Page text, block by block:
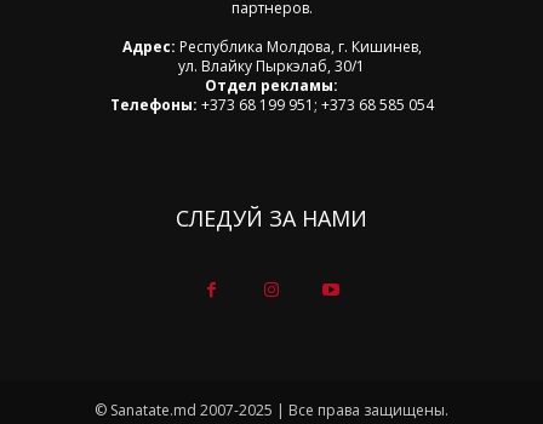
партнеров.
Адрес: Республика Молдова, г. Кишинев,
ул. Влайку Пыркэлаб, 30/1
Отдел рекламы:
Телефоны: +373 68 199 951; +373 68 585 054
СЛЕДУЙ ЗА НАМИ
© Sanatate.md 2007-2025 | Все права защищены.